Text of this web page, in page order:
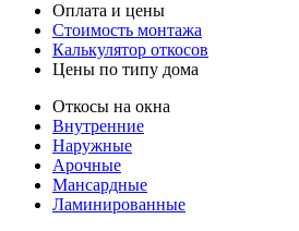
Оплата и цены
Стоимость монтажа
Калькулятор откосов
Цены по типу дома
Откосы на окна
Внутренние
Наружные
Арочные
Мансардные
Ламинированные